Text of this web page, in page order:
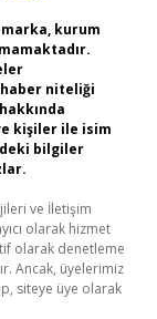
kurum
niteliği
kişiler ile isim
bilgiler
ve İletişim
olarak hizmet
olarak denetleme
Ancak, üyelerimiz
siteye üye olarak